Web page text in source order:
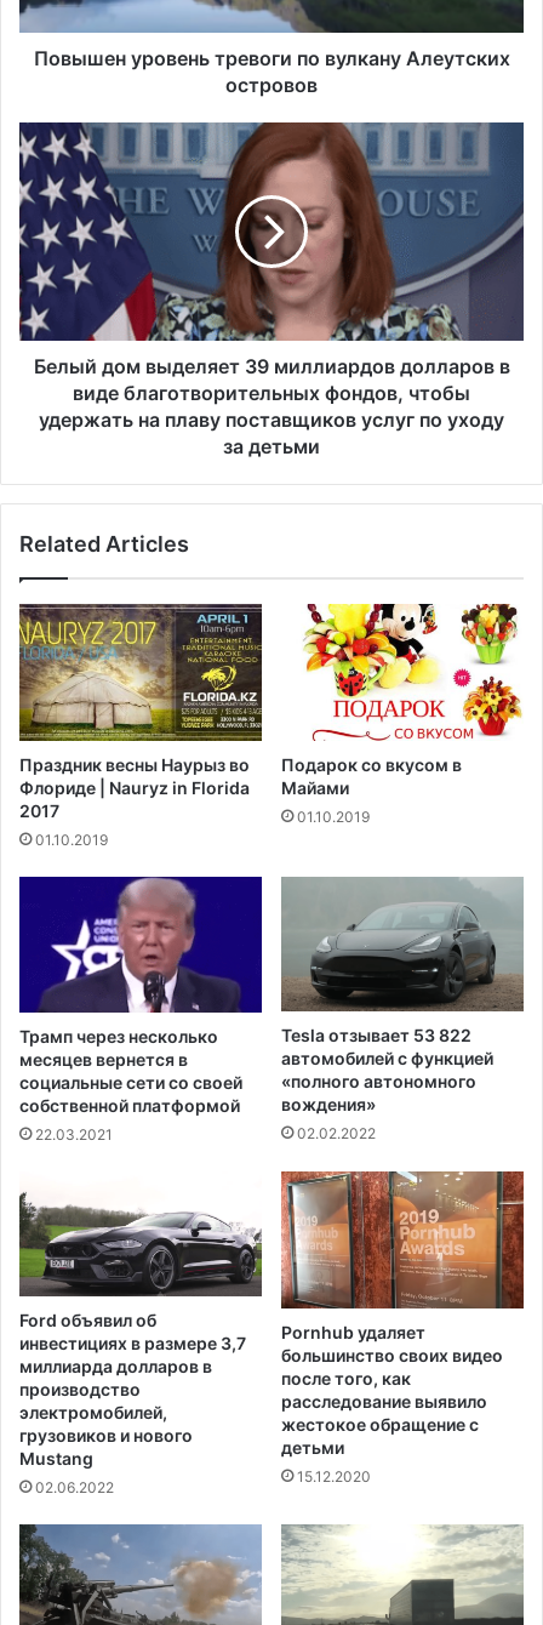
у
р
н
ь
т
р
е
в
о
г
и
к
н
л
е
у
т
с
к
и
х
о
с
Повышен уровень тревоги по вулкану Алеутских
островов
Б
е
л
ы
й
д
о
м
в
е
3
и
л
л
и
а
р
д
о
в
д
о
в
в
и
д
л
а
г
о
в
р
и
т
е
л
н
ы
х
ф
Белый дом выделяет 39 миллиардов долларов в
виде благотворительных фондов, чтобы
удержать на плаву поставщиков услуг по уходу
за детьми
Related Articles
Праздник весны Наурыз во
Флориде | Nauryz in Florida
2017
01.10.2019
Подарок со вкусом в
Майами
01.10.2019
Трамп через несколько
месяцев вернется в
социальные сети со своей
собственной платформой
22.03.2021
Tesla отзывает 53 822
автомобилей с функцией
«полного автономного
вождения»
02.02.2022
Ford объявил об
инвестициях в размере 3,7
миллиарда долларов в
производство
электромобилей,
грузовиков и нового
Mustang
02.06.2022
Pornhub удаляет
большинство своих видео
после того, как
расследование выявило
жестокое обращение с
детьми
15.12.2020